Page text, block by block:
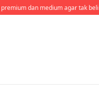
medium agar tak beli kemahalan